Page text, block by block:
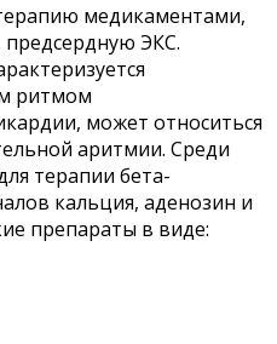
медикаментами,
ЭКС.
ритмом
может относиться
аритмии. Среди
терапии бета-
кальция, аденозин и
препараты в виде: